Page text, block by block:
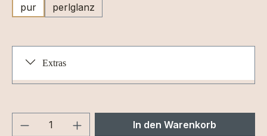
pur
perlglanz
Extras
Produkt Anzahl: Gib denIn den Warenkorb